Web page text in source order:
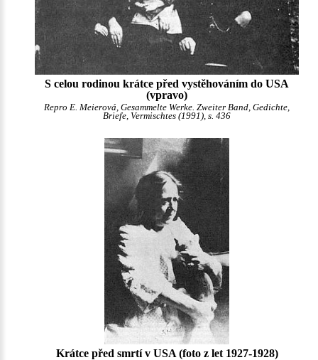
S celou rodinou krátce před vystěhováním do USA
(vpravo)
Repro E. Meierová, Gesammelte Werke. Zweiter Band, Gedichte,
Briefe, Vermischtes (1991), s. 436
Krátce před smrtí v USA (foto z let 1927-1928)